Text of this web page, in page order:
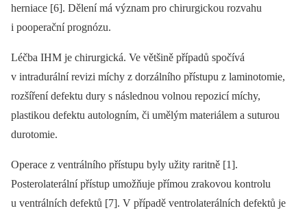
herniace [6]. Dělení má význam pro chirurgickou rozvahu
i pooperační prognózu.
Léčba IHM je chirurgická. Ve většině případů spočívá
v intradurální revizi míchy z dorzálního přístupu z laminotomie,
rozšíření defektu dury s následnou volnou repozicí míchy,
plastikou defektu autologním, či umělým materiálem a suturou
durotomie.
Operace z ventrálního přístupu byly užity raritně [1].
Posterolaterální přístup umožňuje přímou zrakovou kon­trolu
u ventrálních defektů [7]. V případě ventrolaterálních defektů je